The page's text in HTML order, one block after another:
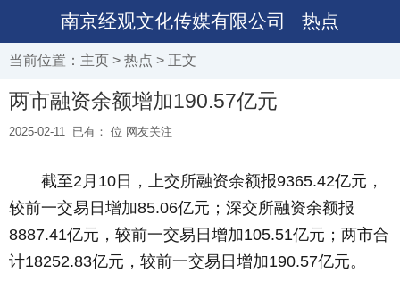
南京经观文化传媒有限公司 热点
当前位置： 主页 > 热点 > 正文
两市融资余额增加190.57亿元
2025-02-11 已有： 位 网友关注
截至2月10日，上交所融资余额报9365.42亿元，
较前一交易日增加85.06亿元；深交所融资余额报
8887.41亿元，较前一交易日增加105.51亿元；两市合
计18252.83亿元，较前一交易日增加190.57亿元。